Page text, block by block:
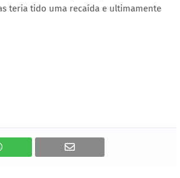
teria tido uma recaída e ultimamente